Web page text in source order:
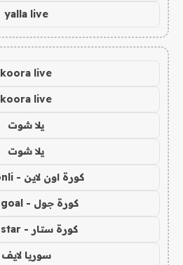
yalla live
koora live
koora live
يلا شوت
يلا شوت
كورة اون لاين - kora onli
كورة جول - kora goal
كورة ستار - kora star
سوريا لايف